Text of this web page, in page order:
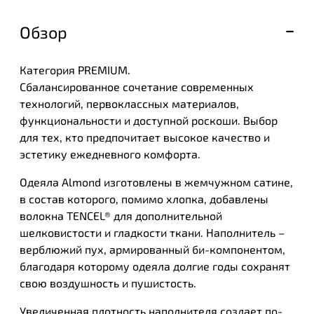
Обзор
Категория PREMIUM.
Сбалансированное сочетание современных
технологий, первоклассных материалов,
функциональности и доступной роскоши. Выбор
для тех, кто предпочитает высокое качество и
эстетику ежедневного комфорта.
Одеяла Almond изготовлены в жемчужном сатине,
в состав которого, помимо хлопка, добавлены
волокна TENCEL® для дополнительной
шелковистости и гладкости ткани. Наполнитель –
верблюжий пух, армированный би-компонентом,
благодаря которому одеяла долгие годы сохранят
свою воздушность и пушистость.
Увеличенная плотность наполнителя создает по-